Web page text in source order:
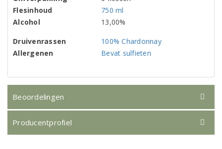
Flesinhoud
750 ml
Alcohol
13,00%
Druivenrassen
100% Chardonnay
Allergenen
Bevat sulfieten
Beoordelingen
Producentprofiel